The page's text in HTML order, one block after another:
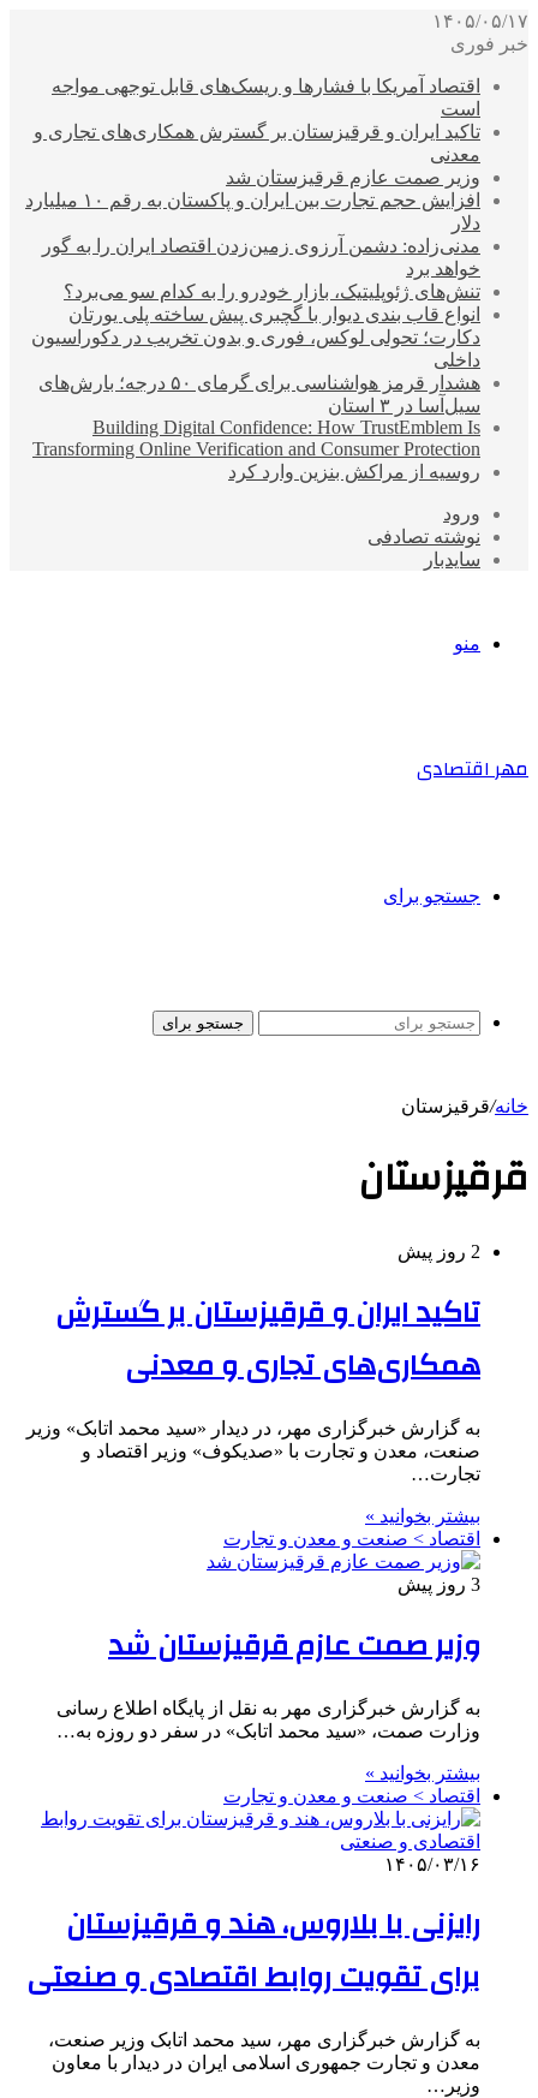
۱۴۰۵/۰۵/۱۷
خبر فوری
اقتصاد آمریکا با فشارها و ریسک‌های قابل توجهی مواجه
است
تاکید ایران و قرقیزستان بر گسترش همکاری‌های تجاری و
معدنی
وزیر صمت عازم قرقیزستان شد
افزایش حجم تجارت بین ایران و پاکستان به رقم ۱۰ میلیارد
دلار
مدنی‌زاده: دشمن آرزوی زمین‌زدن اقتصاد ایران را به گور
خواهد برد
تنش‌های ژئوپلیتیک، بازار خودرو را به کدام سو می‌برد؟
انواع قاب بندی دیوار با گچبری پیش ساخته پلی یورتان
دکارت؛ تحولی لوکس، فوری و بدون تخریب در دکوراسیون
داخلی
هشدار قرمز هواشناسی برای گرمای ۵۰ درجه؛ بارش‌های
سیل‌آسا در ۳ استان
Building Digital Confidence: How TrustEmblem Is
Transforming Online Verification and Consumer Protection
روسیه از مراکش بنزین وارد کرد
ورود
نوشته تصادفی
سایدبار
منو
مهر اقتصادی
جستجو برای
جستجو برای
خانه/قرقیزستان
قرقیزستان
2 روز پیش
تاکید ایران و قرقیزستان بر گسترش
همکاری‌های تجاری و معدنی
به گزارش خبرگزاری مهر، در دیدار «سید محمد اتابک» وزیر
صنعت، معدن و تجارت با «صدیکوف» وزیر اقتصاد و
تجارت…
بیشتر بخوانید »
اقتصاد > صنعت و معدن و تجارت
3 روز پیش
وزیر صمت عازم قرقیزستان شد
به گزارش خبرگزاری مهر به نقل از پایگاه اطلاع رسانی
وزارت صمت، «سید محمد اتابک» در سفر دو روزه به…
بیشتر بخوانید »
اقتصاد > صنعت و معدن و تجارت
۱۴۰۵/۰۳/۱۶
رایزنی با بلاروس، هند و قرقیزستان
برای تقویت روابط اقتصادی و صنعتی
به گزارش خبرگزاری مهر، سید محمد اتابک وزیر صنعت،
معدن و تجارت جمهوری اسلامی ایران در دیدار با معاون
وزیر…